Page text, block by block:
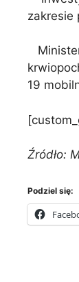
zakresie
19
Źródło:
Podziel się: